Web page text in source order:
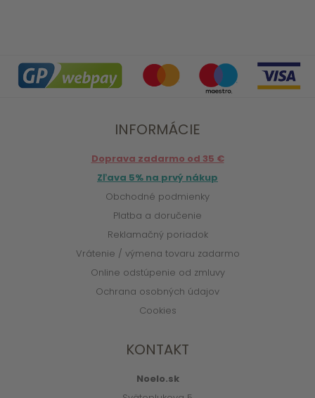
INFORMÁCIE
Doprava zadarmo od 35 €
Zľava 5% na prvý nákup
Obchodné podmienky
Platba a doručenie
Reklamačný poriadok
Vrátenie / výmena tovaru zadarmo
Online odstúpenie od zmluvy
Ochrana osobných údajov
Cookies
KONTAKT
Noelo.sk